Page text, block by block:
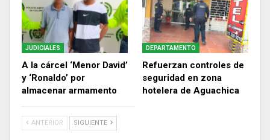
JUDICIALES
A la cárcel ‘Menor David’
y ‘Ronaldo’ por
almacenar armamento
DEPARTAMENTO
Refuerzan controles de
seguridad en zona
hotelera de Aguachica
ANTERIOR SIGUIENTE